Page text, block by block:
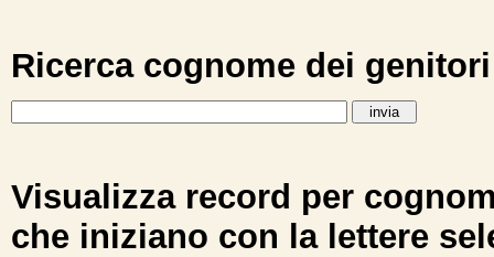
Ricerca cognome dei
Visualizza record per
che iniziano con la lettere